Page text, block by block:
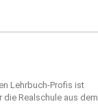
Lehrbuch-Profis ist
Realschule aus dem